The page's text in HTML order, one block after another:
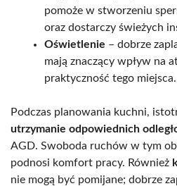
pomoże w stworzeniu
oraz dostarczy świeżych
Oświetlenie – dobrze
mają znaczący wpływ na
praktyczność tego miejsca.
Podczas planowania kuchni,
utrzymanie odpowiednich
AGD. Swoboda ruchów w tym
podnosi komfort pracy. Również
nie mogą być pomijane; dobrze